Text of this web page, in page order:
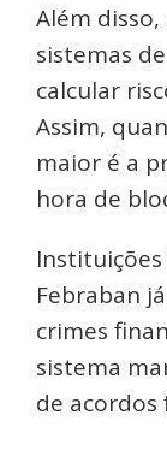
Além disso,
sistemas
calcular
Assim,
maior é a
hora de
Febraban
crimes
sistema
de acordos